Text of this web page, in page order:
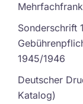
Sonderschrift
1945/1946
Deutscher
Katalog)